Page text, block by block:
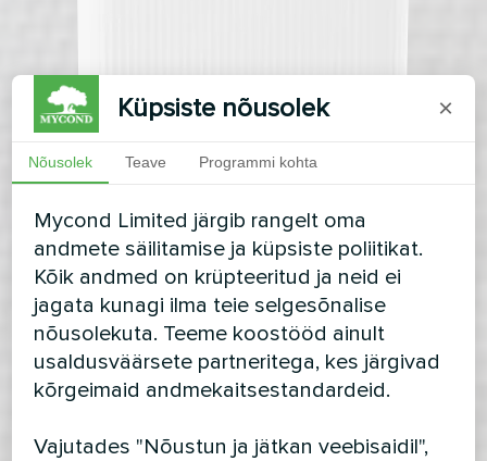
Küpsiste nõusolek ×
Nõusolek Teave Programmi kohta
Mycond Limited järgib rangelt oma
andmete säilitamise ja küpsiste poliitikat.
Kõik andmed on krüpteeritud ja neid ei
jagata kunagi ilma teie selgesõnalise
nõusolekuta. Teeme koostööd ainult
usaldusväärsete partneritega, kes järgivad
kõrgeimaid andmekaitsestandardeid.
Vajutades "Nõustun ja jätkan veebisaidil",